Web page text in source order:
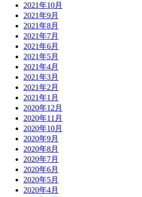
2021年10月
2021年9月
2021年8月
2021年7月
2021年6月
2021年5月
2021年4月
2021年3月
2021年2月
2021年1月
2020年12月
2020年11月
2020年10月
2020年9月
2020年8月
2020年7月
2020年6月
2020年5月
2020年4月